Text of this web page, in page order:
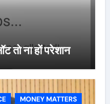
तो ना हों परेशान
MONEY MATTERS